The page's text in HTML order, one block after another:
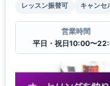
レッスン振替可
キャンセ
営業時間
平日・祝日10:00〜